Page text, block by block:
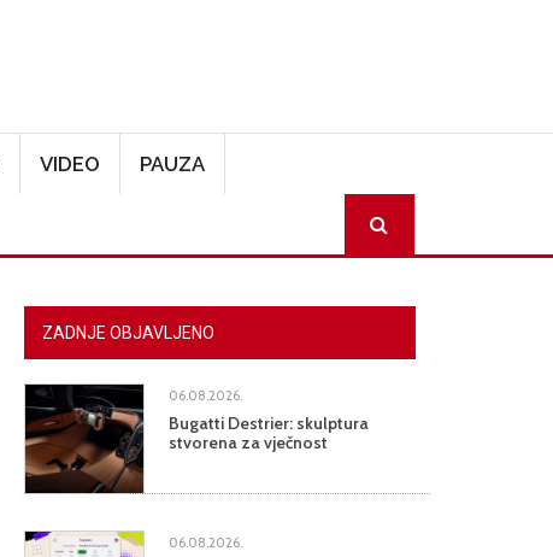
VIDEO PAUZA
ZADNJE OBJAVLJENO
06.08.2026.
Bugatti Destrier: skulptura
stvorena za vječnost
06.08.2026.